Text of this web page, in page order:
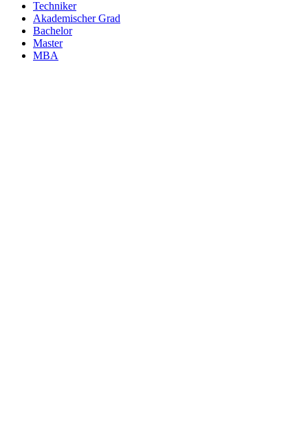
Techniker
Akademischer Grad
Bachelor
Master
MBA